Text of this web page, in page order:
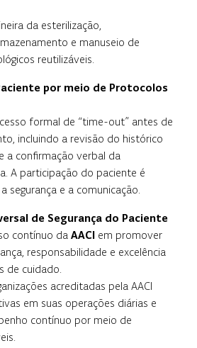
da esterilização,
e manuseio de
reutilizáveis.
por meio de Protocolos
formal de “time-out” antes de
incluindo a revisão do histórico
a confirmação verbal da
A participação do paciente é
segurança e a comunicação.
de Segurança do Paciente
contínuo da AACI em promover
responsabilidade e excelência
de cuidado.
acreditadas pela AACI
em suas operações diárias e
contínuo por meio de